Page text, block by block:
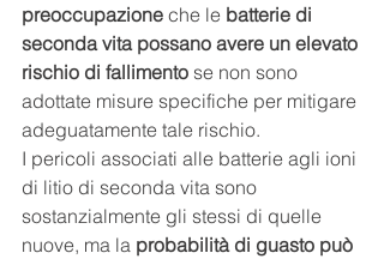
preoccupazione che le batterie di
seconda vita possano avere un elevato
rischio di fallimento se non sono
adottate misure specifiche per mitigare
adeguatamente tale rischio.
I pericoli associati alle batterie agli ioni
di litio di seconda vita sono
sostanzialmente gli stessi di quelle
nuove, ma la probabilità di guasto può